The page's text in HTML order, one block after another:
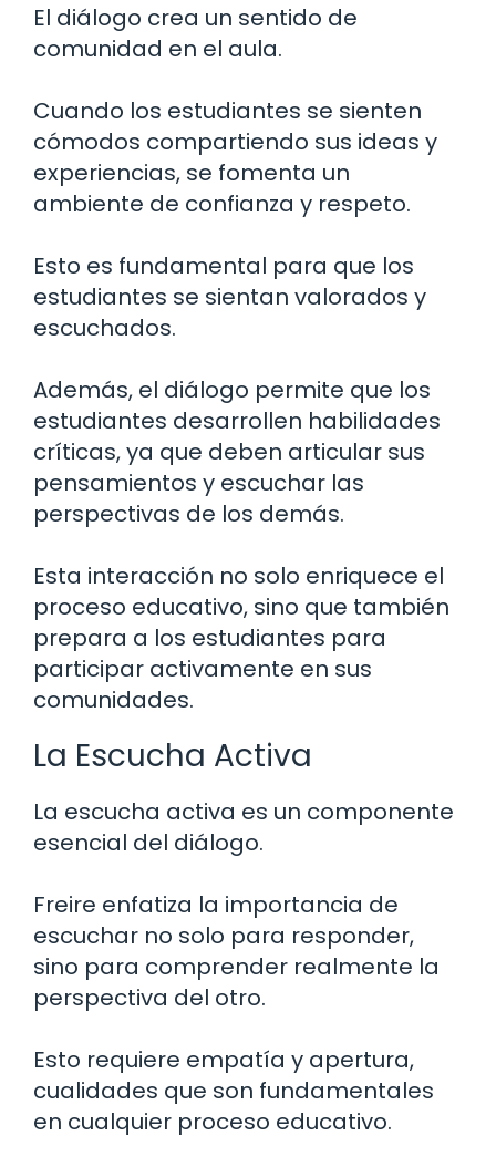
El diálogo crea un sentido de
comunidad en el aula.
Cuando los estudiantes se sienten
cómodos compartiendo sus ideas y
experiencias, se fomenta un
ambiente de confianza y respeto.
Esto es fundamental para que los
estudiantes se sientan valorados y
escuchados.
Además, el diálogo permite que los
estudiantes desarrollen habilidades
críticas, ya que deben articular sus
pensamientos y escuchar las
perspectivas de los demás.
Esta interacción no solo enriquece el
proceso educativo, sino que también
prepara a los estudiantes para
participar activamente en sus
comunidades.
La Escucha Activa
La escucha activa es un componente
esencial del diálogo.
Freire enfatiza la importancia de
escuchar no solo para responder,
sino para comprender realmente la
perspectiva del otro.
Esto requiere empatía y apertura,
cualidades que son fundamentales
en cualquier proceso educativo.